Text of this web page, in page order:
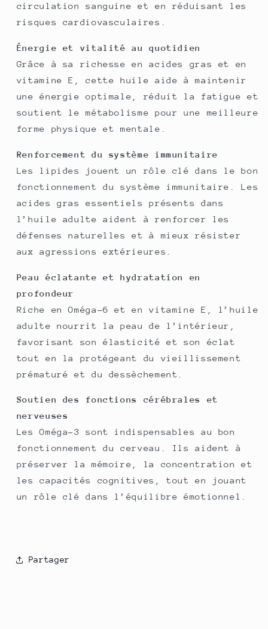
circulation sanguine et en réduisant les
risques cardiovasculaires.
Énergie et vitalité au quotidien
Grâce à sa richesse en acides gras et en
vitamine E, cette huile aide à maintenir
une énergie optimale, réduit la fatigue et
soutient le métabolisme pour une meilleure
forme physique et mentale.
Renforcement du système immunitaire
Les lipides jouent un rôle clé dans le bon
fonctionnement du système immunitaire. Les
acides gras essentiels présents dans
l’huile adulte aident à renforcer les
défenses naturelles et à mieux résister
aux agressions extérieures.
Peau éclatante et hydratation en
profondeur
Riche en Oméga-6 et en vitamine E, l’huile
adulte nourrit la peau de l’intérieur,
favorisant son élasticité et son éclat
tout en la protégeant du vieillissement
prématuré et du dessèchement.
Soutien des fonctions cérébrales et
nerveuses
Les Oméga-3 sont indispensables au bon
fonctionnement du cerveau. Ils aident à
préserver la mémoire, la concentration et
les capacités cognitives, tout en jouant
un rôle clé dans l’équilibre émotionnel.
Partager